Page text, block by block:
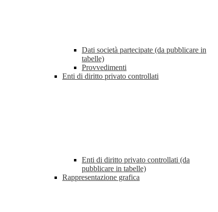
Dati società partecipate (da pubblicare in
tabelle)
Provvedimenti
Enti di diritto privato controllati
Enti di diritto privato controllati (da
pubblicare in tabelle)
Rappresentazione grafica